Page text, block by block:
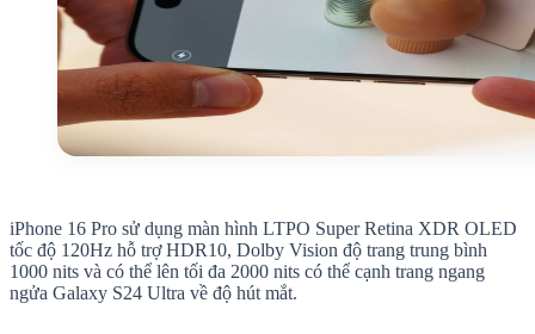
iPhone 16 Pro sử dụng màn hình LTPO Super Retina XDR OLED
tốc độ 120Hz hỗ trợ HDR10, Dolby Vision độ trang trung bình
1000 nits và có thể lên tối đa 2000 nits có thể cạnh trang ngang
ngửa Galaxy S24 Ultra về độ hút mắt.